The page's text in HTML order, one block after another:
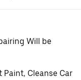
Will be
Cleanse Car